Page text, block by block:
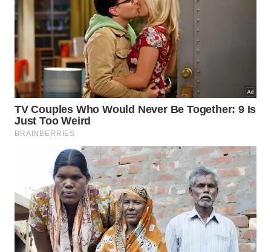
Focar nas ações sob nosso domínio e modificar o
julgamento interno são os caminhos milenares para
alcançar a verdadeira serenidade mental. – Imagem
gerada por IA
Como colocar a filosofia prática no
cotidiano atual?